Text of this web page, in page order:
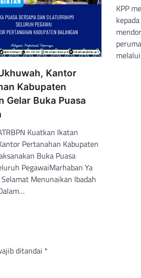
Kantor
Kabupaten
Gelar Buka Puasa
Kuatkan Ikatan
Pertanahan Kabupaten
Buka Puasa
PegawaiMarhaban Ya
Menunaikan Ibadah
KPP
ditandai *